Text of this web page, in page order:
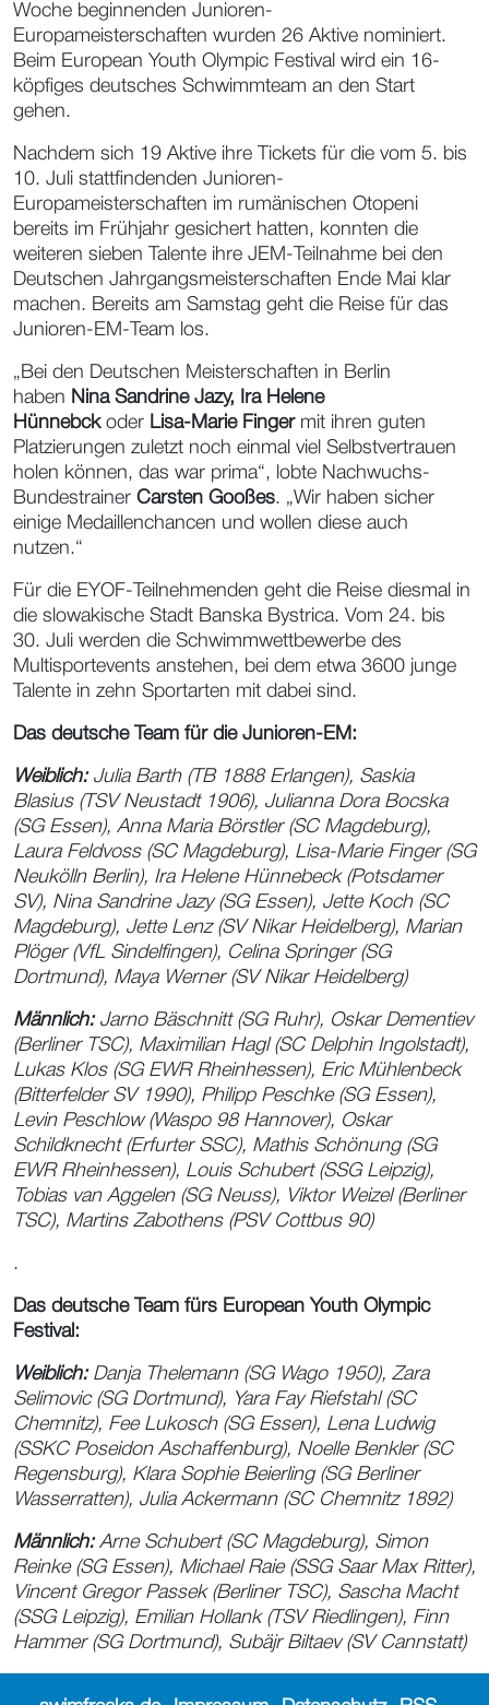
Woche beginnenden Junioren-
Europameisterschaften wurden 26 Aktive nominiert.
Beim European Youth Olympic Festival wird ein 16-
köpfiges deutsches Schwimmteam an den Start
gehen.
Nachdem sich 19 Aktive ihre Tickets für die vom 5. bis
10. Juli stattfindenden Junioren-
Europameisterschaften im rumänischen Otopeni
bereits im Frühjahr gesichert hatten, konnten die
weiteren sieben Talente ihre JEM-Teilnahme bei den
Deutschen Jahrgangsmeisterschaften Ende Mai klar
machen. Bereits am Samstag geht die Reise für das
Junioren-EM-Team los.
„Bei den Deutschen Meisterschaften in Berlin
haben Nina Sandrine Jazy, Ira Helene
Hünnebckoder Lisa-Marie Fingermit ihren guten
Platzierungen zuletzt noch einmal viel Selbstvertrauen
holen können, das war prima“, lobte Nachwuchs-
Bundestrainer Carsten Gooßes. „Wir haben sicher
einige Medaillenchancen und wollen diese auch
nutzen.“
Für die EYOF-Teilnehmenden geht die Reise diesmal in
die slowakische Stadt Banska Bystrica. Vom 24. bis
30. Juli werden die Schwimmwettbewerbe des
Multisportevents anstehen, bei dem etwa 3600 junge
Talente in zehn Sportarten mit dabei sind.
Das deutsche Team für die Junioren-EM:
Weiblich:Julia Barth (TB 1888 Erlangen), Saskia
Blasius (TSV Neustadt 1906), Julianna Dora Bocska
(SG Essen), Anna Maria Börstler (SC Magdeburg),
Laura Feldvoss (SC Magdeburg), Lisa-Marie Finger (SG
Neukölln Berlin), Ira Helene Hünnebeck (Potsdamer
SV), Nina Sandrine Jazy (SG Essen), Jette Koch (SC
Magdeburg), Jette Lenz (SV Nikar Heidelberg), Marian
Plöger (VfL Sindelfingen), Celina Springer (SG
Dortmund), Maya Werner (SV Nikar Heidelberg)
Männlich:Jarno Bäschnitt (SG Ruhr), Oskar Dementiev
(Berliner TSC), Maximilian Hagl (SC Delphin Ingolstadt),
Lukas Klos (SG EWR Rheinhessen), Eric Mühlenbeck
(Bitterfelder SV 1990), Philipp Peschke (SG Essen),
Levin Peschlow (Waspo 98 Hannover), Oskar
Schildknecht (Erfurter SSC), Mathis Schönung (SG
EWR Rheinhessen), Louis Schubert (SSG Leipzig),
Tobias van Aggelen (SG Neuss), Viktor Weizel (Berliner
TSC), Martins Zabothens (PSV Cottbus 90)
.
Das deutsche Team fürs European Youth Olympic
Festival:
Weiblich:Danja Thelemann (SG Wago 1950), Zara
Selimovic (SG Dortmund), Yara Fay Riefstahl (SC
Chemnitz), Fee Lukosch (SG Essen), Lena Ludwig
(SSKC Poseidon Aschaffenburg), Noelle Benkler (SC
Regensburg), Klara Sophie Beierling (SG Berliner
Wasserratten), Julia Ackermann (SC Chemnitz 1892)
Männlich:Arne Schubert (SC Magdeburg), Simon
Reinke (SG Essen), Michael Raie (SSG Saar Max Ritter),
Vincent Gregor Passek (Berliner TSC), Sascha Macht
(SSG Leipzig), Emilian Hollank (TSV Riedlingen), Finn
Hammer (SG Dortmund), Subäjr Biltaev (SV Cannstatt)